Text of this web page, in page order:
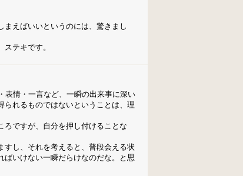
えばいいというのには、驚きまし
テキです。
表情・一言など、一瞬の出来事に深い
れるものではないということは、理
ろですが、自分を押し付けることな
すし、それを考えると、普段会える状
いけない一瞬だらけなのだな。と思